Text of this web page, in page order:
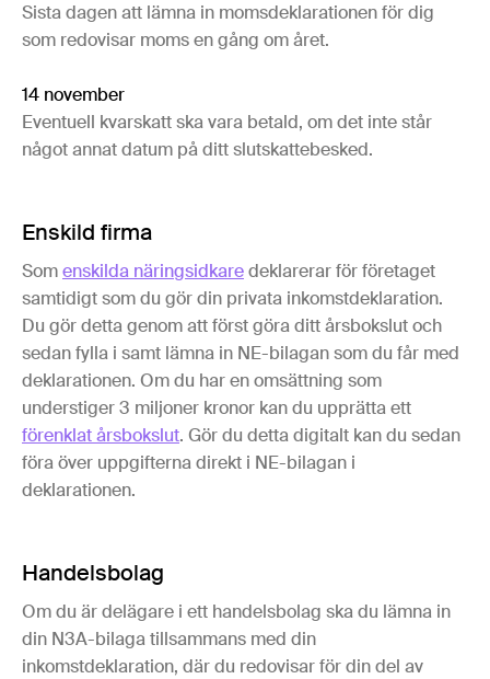
Sista dagen att lämna in momsdeklarationen för dig
som redovisar moms en gång om året.
14 november
Eventuell kvarskatt ska vara betald, om det inte står
något annat datum på ditt slutskattebesked.
Enskild firma
Somenskilda näringsidkaredeklarerar för företaget
samtidigt som du gör din privata inkomstdeklaration.
Du gör detta genom att först göra ditt årsbokslut och
sedan fylla i samt lämna in NE-bilagan som du får med
deklarationen. Om du har en omsättning som
understiger 3 miljoner kronor kan du upprätta ett
förenklat årsbokslut. Gör du detta digitalt kan du sedan
föra över uppgifterna direkt i NE-bilagan i
deklarationen.
Handelsbolag
Om du är delägare i ett handelsbolag ska du lämna in
din N3A-bilaga tillsammans med din
inkomstdeklaration, där du redovisar för din del av